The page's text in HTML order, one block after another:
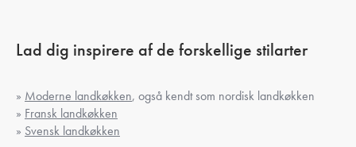
Lad dig inspirere af de forskellige stilarter
» Moderne landkøkken, også kendt som nordisk landkøkken
» Fransk landkøkken
» Svensk landkøkken